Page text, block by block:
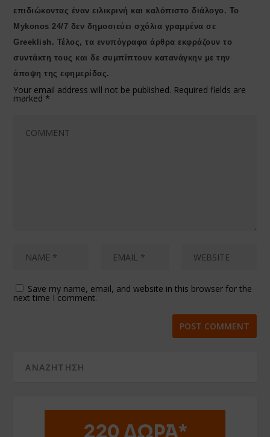
επιδιώκοντας έναν ειλικρινή και καλόπιστο διάλογο. Το
Μykonos 24/7 δεν δημοσιεύει σχόλια γραμμένα σε
Greeklish. Τέλος, τα ενυπόγραφα άρθρα εκφράζουν το
συντάκτη τους και δε συμπίπτουν κατανάγκην με την
άποψη της εφημερίδας.
Your email address will not be published. Required fields are
marked *
Save my name, email, and website in this browser for the
next time I comment.